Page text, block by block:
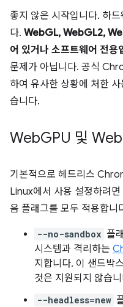
좋지 않은 시작입니다. 하
다. WebGL, WebGL2,
어 있거나 소프트웨어 전용
문제가 아닙니다. 공식
하여 유사한 상황에 처한
습니다.
WebGPU 및 Web
기본적으로 헤드리스
Linux에서 사용 설정하려
음 플래그를 모두 적용합니
--no-sandbox 플
시스템과 격리하는
지합니다. 이 샌드박
것은 지원되지 않습
--headless=new